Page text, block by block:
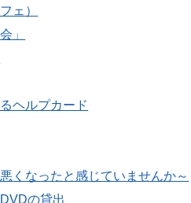
ェ）
」
ヘルプカード
くなったと感じていませんか～
の貸出